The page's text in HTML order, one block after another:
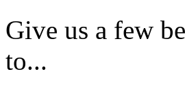
Give us a few
to...